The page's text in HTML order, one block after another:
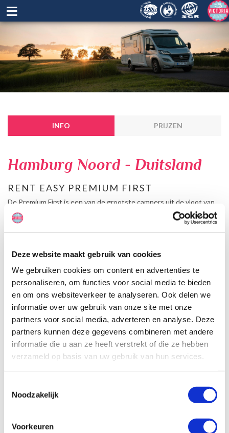
Deze website maakt gebruik van cookies
We gebruiken cookies om content en advertenties te
personaliseren, om functies voor social media te bieden
en om ons websiteverkeer te analyseren. Ook delen we
informatie over uw gebruik van onze site met onze
partners voor social media, adverteren en analyse. Deze
partners kunnen deze gegevens combineren met andere
informatie die u aan ze heeft verstrekt of die ze hebben
verzameld op basis van uw gebruik van hun services.
Noodzakelijk
Voorkeuren
≡
INFO PRIJZEN
Hamburg Noord - Duitsland
RENT EASY PREMIUM FIRST
De Premium First is een van de grootste campers uit de vloot van
Rent Easy. Op woonruimte bij de Premium First camper is niet
bezuinigd. Deze camper is geschikt voor maximaal 6 personen. Voor
het besturen van deze camper is een groot rijbewijs noodzakelijk.